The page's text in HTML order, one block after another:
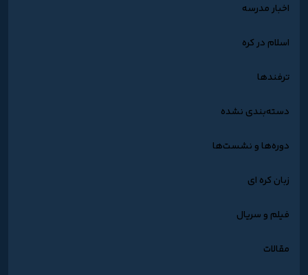
اخبار مدرسه
اسلام در کره
ترفندها
دسته‌بندی نشده
دوره‌ها و نشست‌ها
زبان کره ای
فیلم و سریال
مقالات